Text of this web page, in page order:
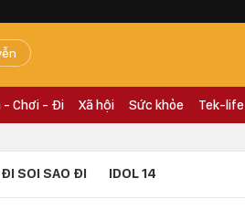
- Chơi - Đi Xã hội Sức khỏe Tek-life
ĐI SOI SAO ĐI IDOL 14